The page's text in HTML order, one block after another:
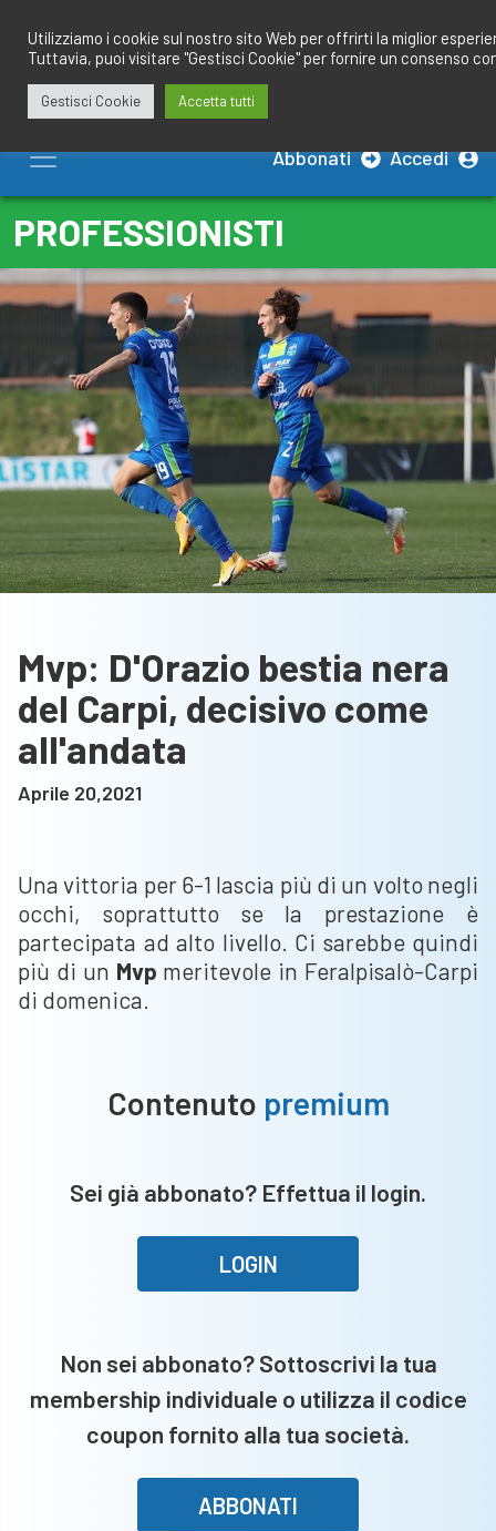
contenuto
Abbonati Accedi
PROFESSIONISTI
Mvp: D'Orazio bestia nera
del Carpi, decisivo come
all'andata
Aprile 20,2021
Una vittoria per 6-1 lascia più di un volto negli
occhi, soprattutto se la prestazione è
partecipata ad alto livello. Ci sarebbe quindi
più di un Mvp meritevole in Feralpisalò-Carpi
di domenica.
Contenuto premium
Sei già abbonato? Effettua il login.
LOGIN
Non sei abbonato? Sottoscrivi la tua
membership individuale o utilizza il codice
coupon fornito alla tua società.
ABBONATI
Utilizziamo i cookie sul nostro sito Web per offrirti la miglior
Tuttavia, puoi visitare "Gestisci Cookie" per fornire un consenso
Gestisci Cookie Accetta tutti